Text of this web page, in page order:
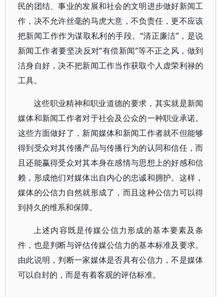
民的团结、事业的发展和社会的文明进步做好新闻工
作，决不允许丝毫的马虎大意，不负责任，更不应该
把新闻工作作为谋取私利的手段。“清正廉洁”，是说
新闻工作者要坚决反对“有偿新闻”等不正之风，做到
洁身自好，决不把新闻工作当作获取个人虚荣利禄的
工具。
这些职业精神和职业道德的要求，其实就是新闻
媒体和新闻工作者对于社会及公众的一种职业承诺。
这些方面做好了，新闻媒体和新闻工作者就不但能够
得到受众对其传播产品与传播行为的认同和信任，而
且还能赢得受众对其本身在感情与思想上的好感和信
赖，形成他们对媒体出自内心的忠诚和拥护。这样，
媒体的公信力自然就形成了，而且这种公信力可以得
到持久的维系和保障。
上述内容既是传媒公信力形成的基本要素及条
件，也是判断与评估传媒公信力的基本标准及要求。
由此说明，判断一家媒体是否具有公信力，不是媒体
可以自封的，而是有着客观的评估标准。